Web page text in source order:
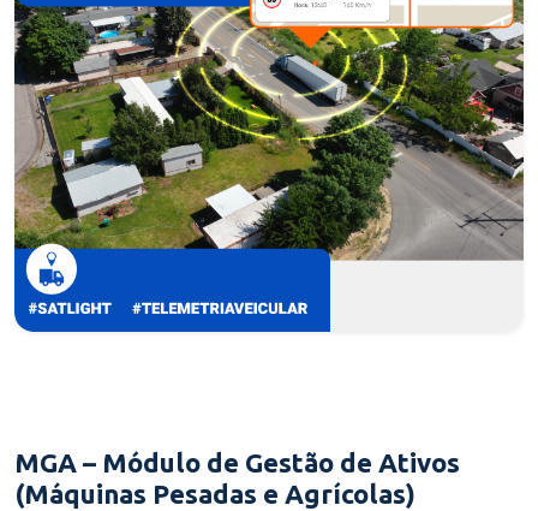
MGA – Módulo de Gestão de Ativos
(Máquinas Pesadas e Agrícolas)